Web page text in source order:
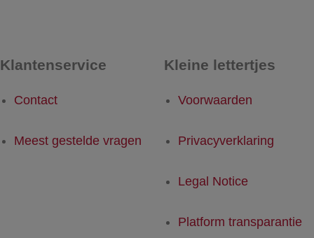
Klantenservice
Contact
Meest gestelde vragen
Kleine lettertjes
Voorwaarden
Privacyverklaring
Legal Notice
Platform transparantie